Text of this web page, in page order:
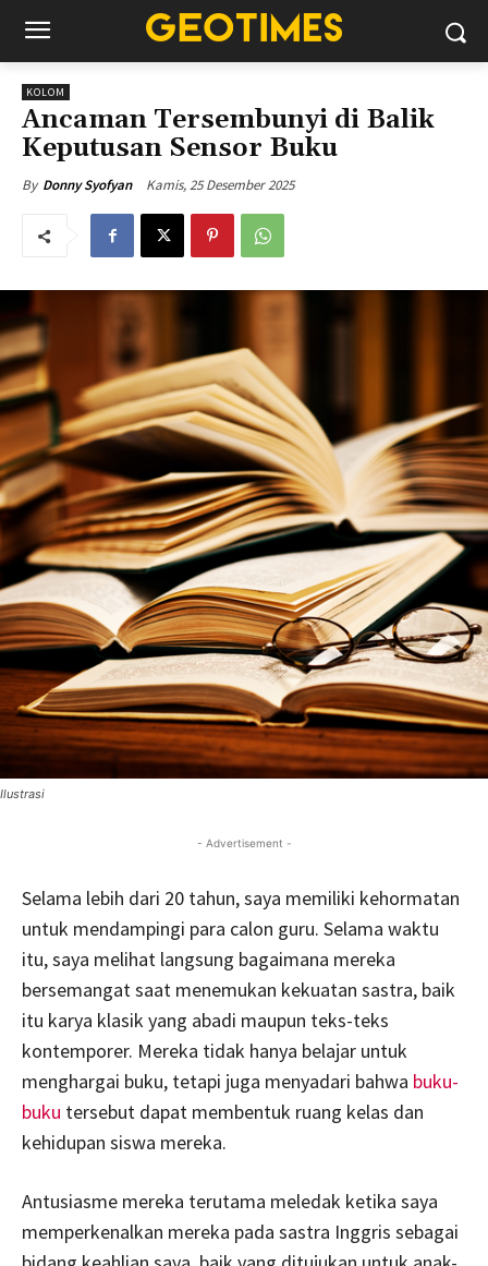
KOLOM
Ancaman Tersembunyi di Balik
Keputusan Sensor Buku
By Donny Syofyan Kamis, 25 Desember 2025
Ilustrasi
- Advertisement -
Selama lebih dari 20 tahun, saya memiliki kehormatan
untuk mendampingi para calon guru. Selama waktu
itu, saya melihat langsung bagaimana mereka
bersemangat saat menemukan kekuatan sastra, baik
itu karya klasik yang abadi maupun teks-teks
kontemporer. Mereka tidak hanya belajar untuk
menghargai buku, tetapi juga menyadari bahwa buku-
buku tersebut dapat membentuk ruang kelas dan
kehidupan siswa mereka.
Antusiasme mereka terutama meledak ketika saya
memperkenalkan mereka pada sastra Inggris sebagai